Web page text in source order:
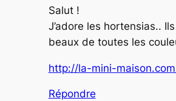
Salut !
J’adore les hortensias..
beaux de toutes les
http://la-mini-
Répondre